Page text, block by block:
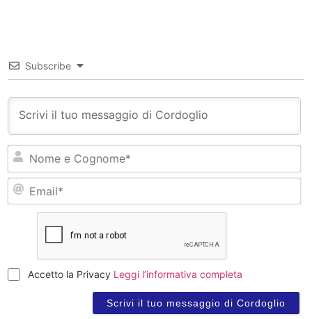
Subscribe
Accetto la Privacy Leggi l’informativa completa